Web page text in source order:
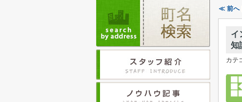
≪ 前へ
イ
知
カテ